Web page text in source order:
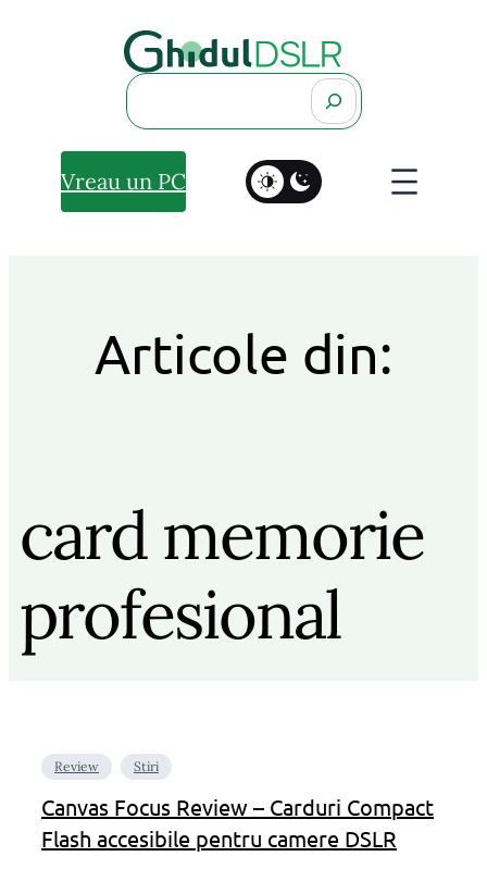
Search
Vreau un PC
Articole din:
card memorie
profesional
Review Stiri
Canvas Focus Review – Carduri Compact
Flash accesibile pentru camere DSLR